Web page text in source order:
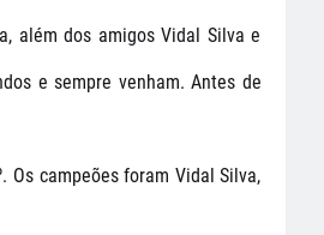
além dos amigos Vidal Silva e
e sempre venham. Antes de
Os campeões foram Vidal Silva,